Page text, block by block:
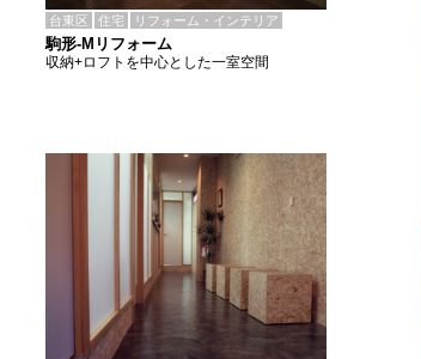
台東区 住宅 リフォーム・インテリア
駒形-Mリフォーム
収納+ロフトを中心とした一室空間